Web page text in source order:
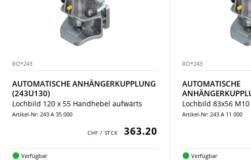
RO*243
AUTOMATISCHE ANHÄNGERKUPPLUNG
(243U130)
Lochbild 120 x 55 Handhebel aufwärts
Artikel-Nr: 243 A 35 000
363.20
Verfügbar
RO*243
AUTOMATISCHE
Lochbild 83x56
Artikel-Nr: 243 A 11 000
Verfügbar